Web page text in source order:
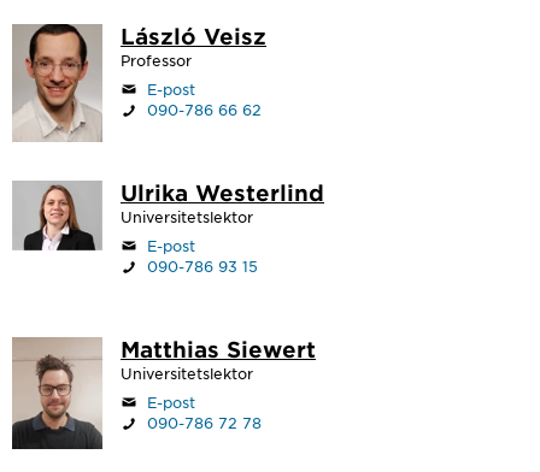
László Veisz
Professor
E-post
090-786 66 62
Ulrika Westerlind
Universitetslektor
E-post
090-786 93 15
Matthias Siewert
Universitetslektor
E-post
090-786 72 78